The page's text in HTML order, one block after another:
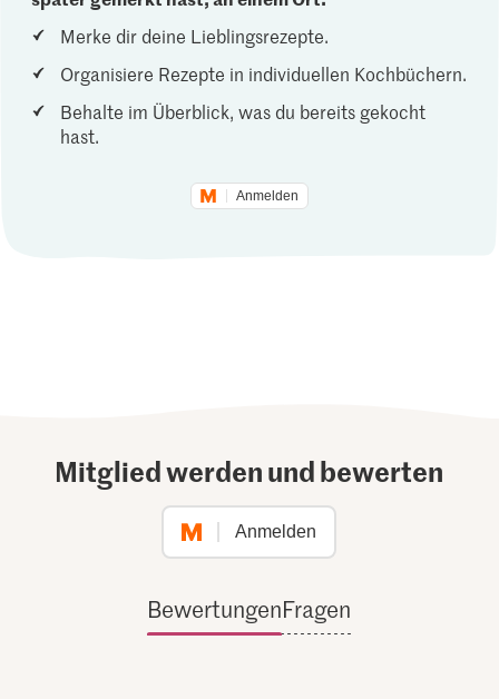
Merke dir deine Lieblingsrezepte.
Organisiere Rezepte in individuellen Kochbüchern.
Behalte im Überblick, was du bereits gekocht
hast.
Anmelden
Mitglied werden und bewerten
Anmelden
BewertungenFragen